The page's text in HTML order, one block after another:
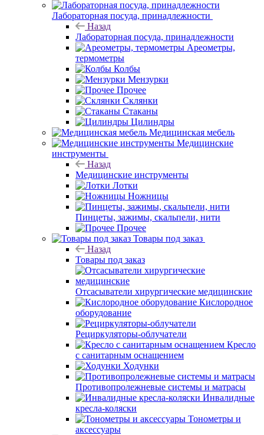
Лабораторная посуда, принадлежности
Назад
Лабораторная посуда, принадлежности
Ареометры,
термометры
Колбы
Мензурки
Прочее
Склянки
Стаканы
Цилиндры
Медицинская мебель
Медицинские
инструменты
Назад
Медицинские инструменты
Лотки
Ножницы
Пинцеты, зажимы, скальпели, нити
Прочее
Товары под заказ
Назад
Товары под заказ
Отсасыватели хирургические медицинские
Кислородное
оборудование
Рециркуляторы-облучатели
Кресло
с санитарным оснащением
Ходунки
Противопролежневые системы и матрасы
Инвалидные
кресла-коляски
Тонометры и
аксессуары